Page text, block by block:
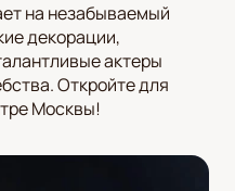
на незабываемый
декорации,
актеры
Откройте для
Москвы!